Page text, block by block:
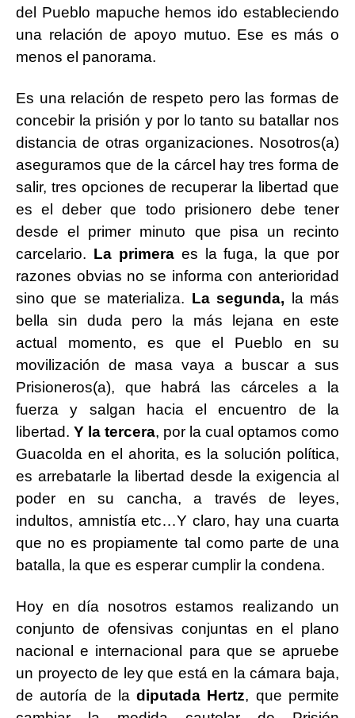
del Pueblo mapuche hemos ido estableciendo
una relación de apoyo mutuo. Ese es más o
menos el panorama.
Es una relación de respeto pero las formas de
concebir la prisión y por lo tanto su batallar nos
distancia de otras organizaciones. Nosotros(a)
aseguramos que de la cárcel hay tres forma de
salir, tres opciones de recuperar la libertad que
es el deber que todo prisionero debe tener
desde el primer minuto que pisa un recinto
carcelario. La primera es la fuga, la que por
razones obvias no se informa con anterioridad
sino que se materializa. La segunda, la más
bella sin duda pero la más lejana en este
actual momento, es que el Pueblo en su
movilización de masa vaya a buscar a sus
Prisioneros(a), que habrá las cárceles a la
fuerza y salgan hacia el encuentro de la
libertad. Y la tercera, por la cual optamos como
Guacolda en el ahorita, es la solución política,
es arrebatarle la libertad desde la exigencia al
poder en su cancha, a través de leyes,
indultos, amnistía etc…Y claro, hay una cuarta
que no es propiamente tal como parte de una
batalla, la que es esperar cumplir la condena.
Hoy en día nosotros estamos realizando un
conjunto de ofensivas conjuntas en el plano
nacional e internacional para que se apruebe
un proyecto de ley que está en la cámara baja,
de autoría de ladiputada Hertz, que permite